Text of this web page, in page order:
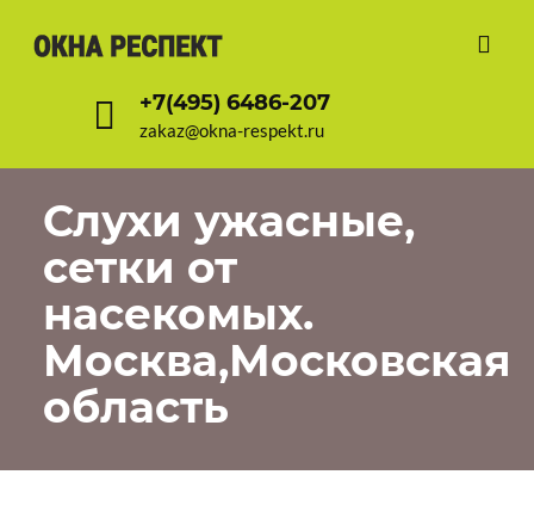
+7(495) 6486-207
zakaz@okna-respekt.ru
Слухи ужасные,
сетки от
насекомых.
Москва,Московская
область